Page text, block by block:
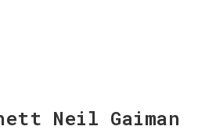
Neil Gaiman